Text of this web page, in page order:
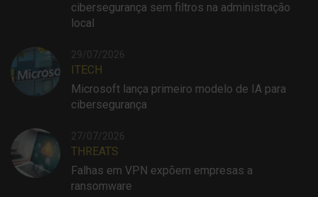
cibersegurança sem filtros na administração
local
29/07/2026
ITECH
Microsoft lança primeiro modelo de IA para
cibersegurança
27/07/2026
THREATS
Falhas em VPN expõem empresas a
ransomware